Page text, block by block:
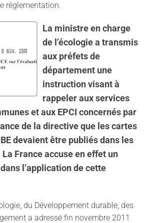
réglementation.
La ministre en charge
de l’écologie a transmis
aux préfets de
département une
instruction visant à
rappeler aux services
et aux EPCI concernés par
de la directive que les cartes
devaient être publiés dans les
France accuse en effet un
l’application de cette
du Développement durable, des
a adressé fin novembre 2011